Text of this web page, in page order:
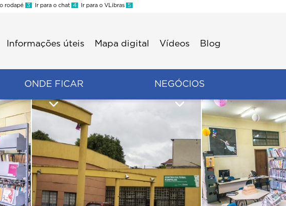
rodapé 3 Ir para o chat 4 Ir para o VLibras 5
Informações úteis Mapa digital Vídeos Blog
ONDE FICAR NEGÓCIOS